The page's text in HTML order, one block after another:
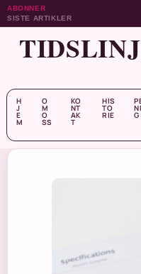
ABONNER
SISTE ARTIKLER
H
J
E
M
O
M
O
SS
KO
NT
AK
T
HIS
TO
RIE G